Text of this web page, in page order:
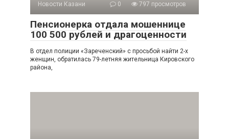
Новости Казани 0 797 просмотров
Пенсионерка отдала мошеннице
100 500 рублей и драгоценности
В отдел полиции «Зареченский» с просьбой найти 2-х
женщин, обратилась 79-летняя жительница Кировского
района,